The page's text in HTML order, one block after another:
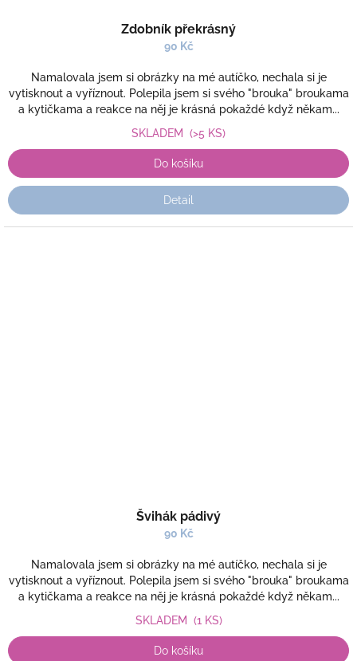
Zdobník překrásný
90 Kč
Namalovala jsem si obrázky na mé autíčko, nechala si je
vytisknout a vyříznout. Polepila jsem si svého "brouka" broukama
a kytičkama a reakce na něj je krásná pokaždé když někam...
SKLADEM (>5 KS)
Do košíku
Detail
Švihák pádivý
90 Kč
Namalovala jsem si obrázky na mé autíčko, nechala si je
vytisknout a vyříznout. Polepila jsem si svého "brouka" broukama
a kytičkama a reakce na něj je krásná pokaždé když někam...
SKLADEM (1 KS)
Do košíku